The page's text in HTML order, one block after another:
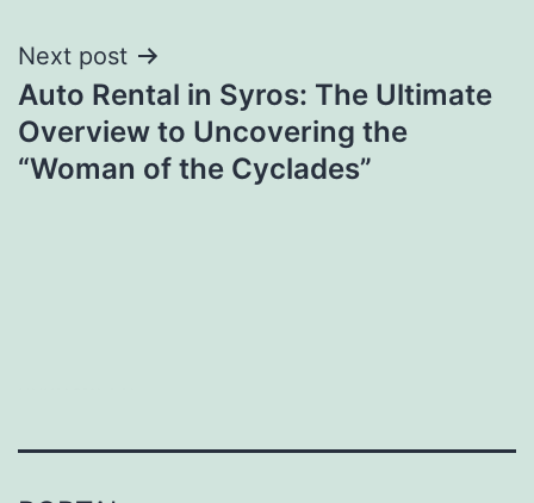
Next post
Auto Rental in Syros: The Ultimate
Overview to Uncovering the
“Woman of the Cyclades”